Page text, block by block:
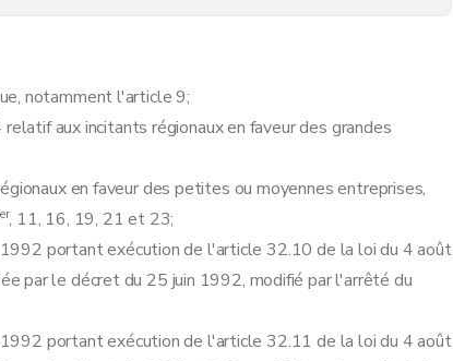
notamment l'article 9;
aux incitants régionaux en faveur des grandes
en faveur des petites ou moyennes entreprises,
er, 11, 16, 19, 21 et 23;
portant exécution de l'article 32.10 de la loi du 4 août
par le décret du 25 juin 1992, modifié par l'arrêté du
portant exécution de l'article 32.11 de la loi du 4 août